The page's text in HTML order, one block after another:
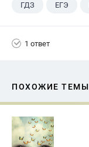
ГДЗ ЕГЭ
1 ответ
ПОХОЖИЕ ТЕМЫ